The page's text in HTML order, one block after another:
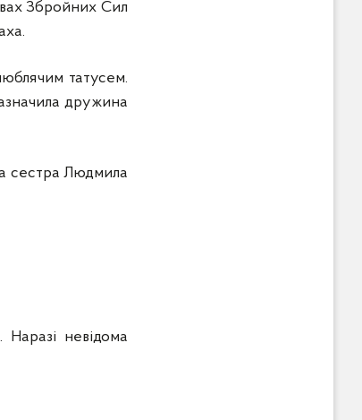
Збройних Сил
татусем.
дружина
сестра Людмила
невідома